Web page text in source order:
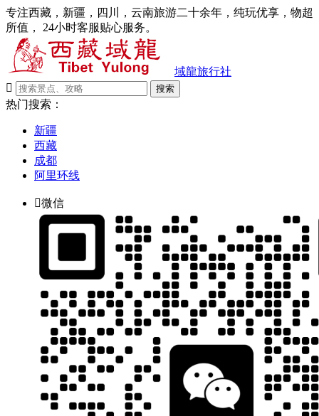
专注西藏，新疆，四川，云南旅游二十余年，纯玩优享，物超
所值， 24小时客服贴心服务。
域龍旅行社

搜索
热门搜索：
新疆
西藏
成都
阿里环线
微信